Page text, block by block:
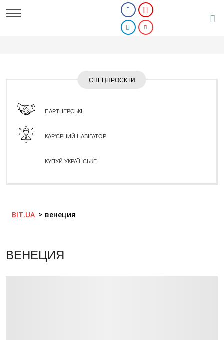
СПЕЦПРОЄКТИ
ПАРТНЕРСЬКІ
КАР'ЄРНИЙ НАВІГАТОР
КУПУЙ УКРАЇНСЬКЕ
BIT.UA венеция
ВЕНЕЦИЯ